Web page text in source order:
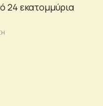
24 εκατομμύρια